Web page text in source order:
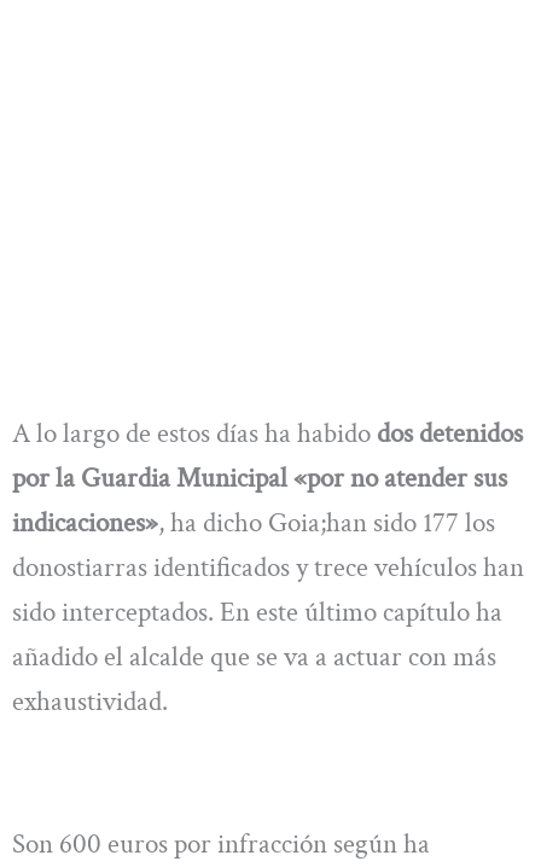
A lo largo de estos días ha habido dos detenidos
por la Guardia Municipal «por no atender sus
indicaciones», ha dicho Goia;han sido 177 los
donostiarras identificados y trece vehículos han
sido interceptados. En este último capítulo ha
añadido el alcalde que se va a actuar con más
exhaustividad.
Son 600 euros por infracción según ha